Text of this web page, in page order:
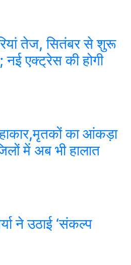
तेज, सितंबर से शुरू
एक्ट्रेस की होगी
का आंकड़ा
में अब भी हालात
ने उठाई ‘संकल्प